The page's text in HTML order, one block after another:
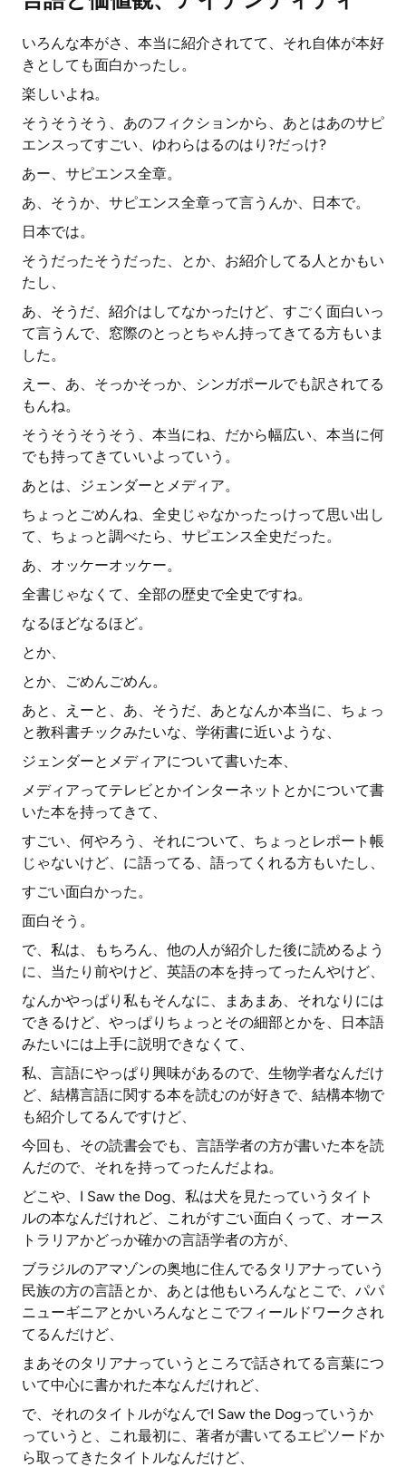
いろんな本がさ、本当に紹介されてて、それ自体が本好
きとしても面白かったし。
楽しいよね。
そうそうそう、あのフィクションから、あとはあのサピ
エンスってすごい、ゆわらはるのはり?だっけ?
あー、サピエンス全章。
あ、そうか、サピエンス全章って言うんか、日本で。
日本では。
そうだったそうだった、とか、お紹介してる人とかもい
たし、
あ、そうだ、紹介はしてなかったけど、すごく面白いっ
て言うんで、窓際のとっとちゃん持ってきてる方もいま
した。
えー、あ、そっかそっか、シンガポールでも訳されてる
もんね。
そうそうそうそう、本当にね、だから幅広い、本当に何
でも持ってきていいよっていう。
あとは、ジェンダーとメディア。
ちょっとごめんね、全史じゃなかったっけって思い出し
て、ちょっと調べたら、サピエンス全史だった。
あ、オッケーオッケー。
全書じゃなくて、全部の歴史で全史ですね。
なるほどなるほど。
とか、
とか、ごめんごめん。
あと、えーと、あ、そうだ、あとなんか本当に、ちょっ
と教科書チックみたいな、学術書に近いような、
ジェンダーとメディアについて書いた本、
メディアってテレビとかインターネットとかについて書
いた本を持ってきて、
すごい、何やろう、それについて、ちょっとレポート帳
じゃないけど、に語ってる、語ってくれる方もいたし、
すごい面白かった。
面白そう。
で、私は、もちろん、他の人が紹介した後に読めるよう
に、当たり前やけど、英語の本を持ってったんやけど、
なんかやっぱり私もそんなに、まあまあ、それなりには
できるけど、やっぱりちょっとその細部とかを、日本語
みたいには上手に説明できなくて、
私、言語にやっぱり興味があるので、生物学者なんだけ
ど、結構言語に関する本を読むのが好きで、結構本物で
も紹介してるんですけど、
今回も、その読書会でも、言語学者の方が書いた本を読
んだので、それを持ってったんだよね。
どこや、I Saw the Dog、私は犬を見たっていうタイト
ルの本なんだけれど、これがすごい面白くって、オース
トラリアかどっか確かの言語学者の方が、
ブラジルのアマゾンの奥地に住んでるタリアナっていう
民族の方の言語とか、あとは他もいろんなとこで、パパ
ニューギニアとかいろんなとこでフィールドワークされ
てるんだけど、
まあそのタリアナっていうところで話されてる言葉につ
いて中心に書かれた本なんだけれど、
で、それのタイトルがなんでI Saw the Dogっていうか
っていうと、これ最初に、著者が書いてるエピソードか
ら取ってきたタイトルなんだけど、